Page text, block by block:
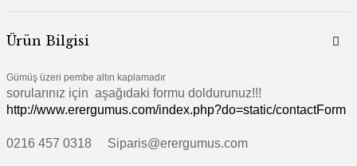
Ürün Bilgisi
Gümüş üzeri pembe altın kaplamadır
sorularınız için aşağıdaki formu doldurunuz!!!
http://www.erergumus.com/index.php?do=static/contactForm
0216 457 0318 Siparis@erergumus.com